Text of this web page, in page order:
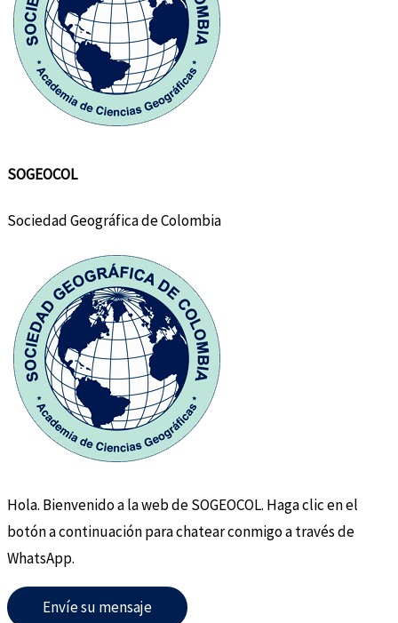
SOGEOCOL
Sociedad Geográfica de Colombia
Hola. Bienvenido a la web de SOGEOCOL. Haga clic en el
botón a continuación para chatear conmigo a través de
WhatsApp.
Envíe su mensaje